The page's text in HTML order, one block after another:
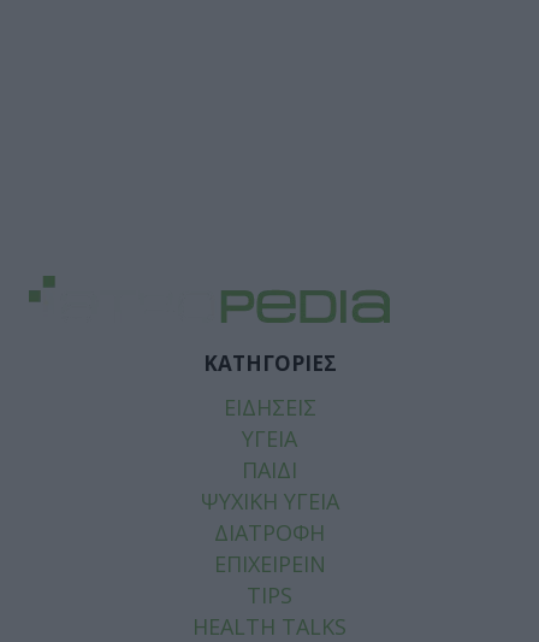
ΚΑΤΗΓΟΡΙΕΣ
ΕΙΔΗΣΕΙΣ
ΥΓΕΙΑ
ΠΑΙΔΙ
ΨΥΧΙΚΗ ΥΓΕΙΑ
ΔΙΑΤΡΟΦΗ
ΕΠΙΧΕΙΡΕΙΝ
TIPS
HEALTH TALKS